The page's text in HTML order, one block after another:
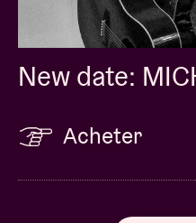
New date:
Acheter